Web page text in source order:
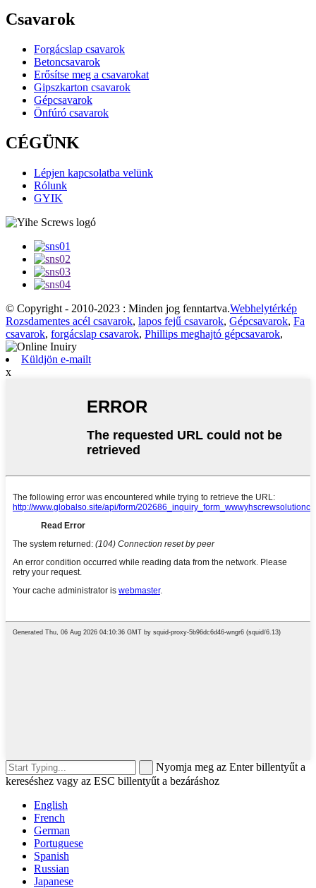
Csavarok
Forgácslap csavarok
Betoncsavarok
Erősítse meg a csavarokat
Gipszkarton csavarok
Gépcsavarok
Önfúró csavarok
CÉGÜNK
Lépjen kapcsolatba velünk
Rólunk
GYIK
© Copyright - 2010-2023 : Minden jog fenntartva.Webhelytérkép
Rozsdamentes acél csavarok, lapos fejű csavarok, Gépcsavarok, Fa
csavarok, forgácslap csavarok, Phillips meghajtó gépcsavarok,
Küldjön e-mailt
x
Nyomja meg az Enter billentyűt a
kereséshez vagy az ESC billentyűt a bezáráshoz
English
French
German
Portuguese
Spanish
Russian
Japanese